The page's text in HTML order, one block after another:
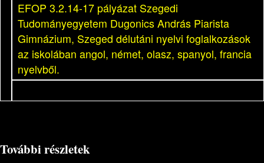
EFOP 3.2.14-17 pályázat Szegedi
Tudományegyetem Dugonics András Piarista
Gimnázium, Szeged délutáni nyelvi foglalkozások
az iskolában angol, német, olasz, spanyol, francia
nyelvből.
További részletek